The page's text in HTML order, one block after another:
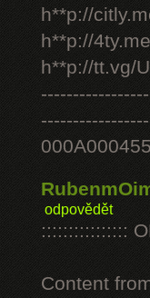
h**p://
h**p://
h**p://tt.vg/
-----------------
-----------------
000A000455
odpovědět
::::::::::::::::
Content